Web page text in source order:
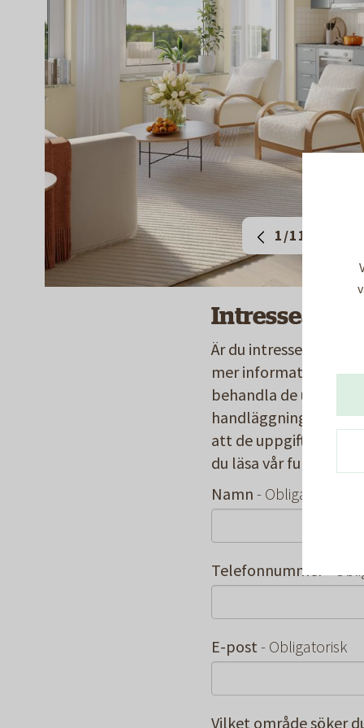
1/11
Är du intresserad av
mer information.
behandla de
handläggningen.
att de uppgifter som
du läsa vår
Namn - Obligatorisk
Telefonnummer
E-post - Obligatorisk
Vilket område söker